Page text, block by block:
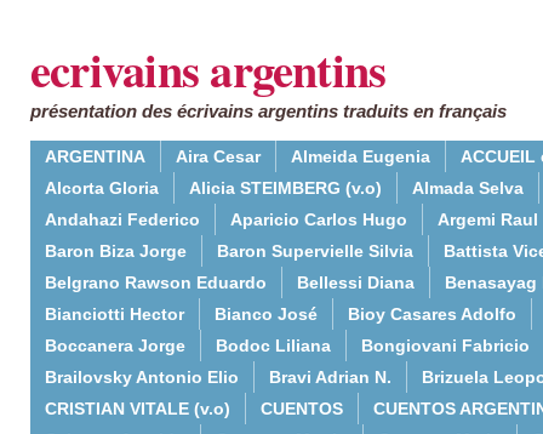
ecrivains argentins
présentation des écrivains argentins traduits en français
ARGENTINA Aira Cesar Almeida Eugenia
ACCUEIL
Alcorta Gloria
Alicia STEIMBERG (v.o)
Almada Selva
Andahazi Federico
Aparicio Carlos Hugo
Argemi Raul
Baron Biza Jorge
Baron Supervielle Silvia
Battista
Belgrano Rawson Eduardo
Bellessi Diana
Benasayag
Bianciotti Hector
Bianco José
Bioy Casares Adolfo
Boccanera Jorge
Bodoc Liliana
Bongiovani Fabricio
Brailovsky Antonio Elio
Bravi Adrian N.
Brizuela
CRISTIAN VITALE (v.o)
CUENTOS
CUENTOS